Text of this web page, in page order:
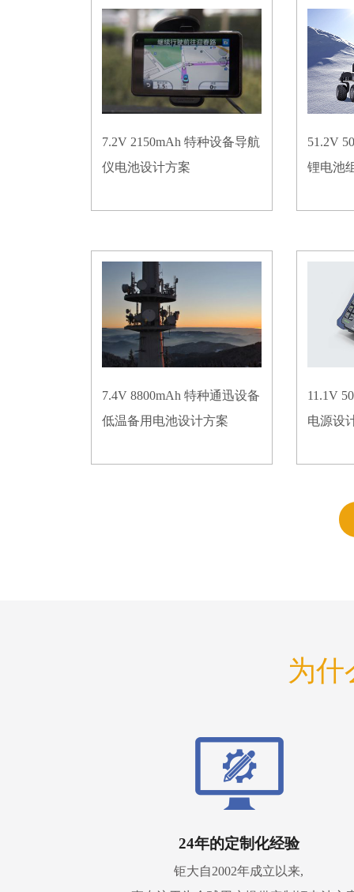
7.2V 2150mAh 特种设备导航
仪电池设计方案
51.2V
锂电池
7.4V 8800mAh 特种通迅设备
低温备用电池设计方案
11.1V
电源设
为什
24年的定制化经验
钜大自2002年成立以来,